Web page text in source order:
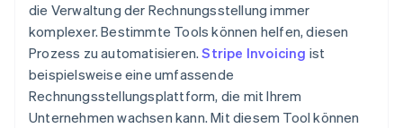
die Verwaltung der Rechnungsstellung immer
komplexer. Bestimmte Tools können helfen, diesen
Prozess zu automatisieren.Stripe Invoicing ist
beispielsweise eine umfassende
Rechnungsstellungsplattform, die mit Ihrem
Unternehmen wachsen kann. Mit diesem Tool können